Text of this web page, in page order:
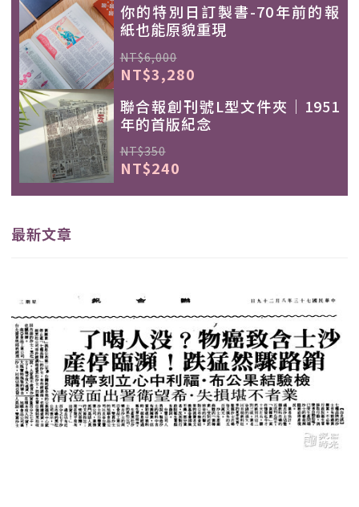
你的特別日訂製書-70年前的報
紙也能原貌重現
NT$6,000
NT$3,280
聯合報創刊號L型文件夾｜1951
年的首版紀念
NT$350
NT$240
最新文章